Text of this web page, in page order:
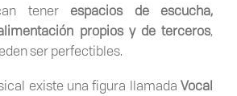
tener espacios de escucha,
propios y de terceros,
ser perfectibles.
existe una figura llamada Vocal